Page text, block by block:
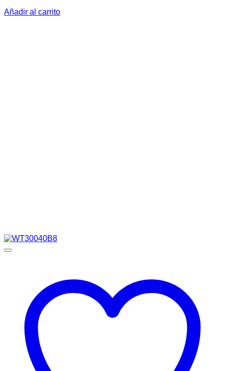
Añadir al carrito